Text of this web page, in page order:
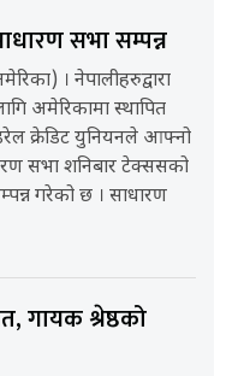
सभा सम्पन्न
। नेपालीहरुद्वारा
अमेरिकामा स्थापित
क्रेडिट युनियनले आफ्नो
सभा शनिबार टेक्ससको
गरेको छ । साधारण
गायक श्रेष्ठको